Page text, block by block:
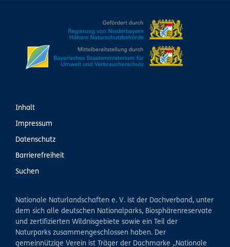
Inhalt
Impressum
Datenschutz
Barrierefreiheit
Suchen
Nationale Naturlandschaften e. V. ist der Dachverband, unter
dem sich alle deutschen Nationalparks, Biosphärenreservate
und zertifizierten Wildnisgebiete sowie ein Teil der
Naturparks zusammengeschlossen haben. Der
gemeinnützige Verein ist Träger der Dachmarke „Nationale